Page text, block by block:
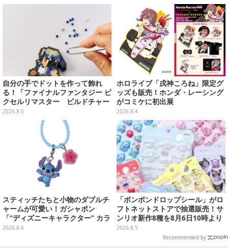
自分の手でドットを作って飾れ
る！「ファイナルファンタジー ピ
クセルリマスター ビルドチャー
ムコレクション Vol.3」が予約
2026.8.5
ホロライブ「戌神ころね」限定グ
ッズも販売！ホンダ・レーシング
がコミケに初出展
2026.8.4
スティッチたちと小物のダブルチ
ャームが可愛い！ガシャポン
「“ディズニーキャラクター” カラ
フルマルチチャーム」が発売
2026.8.6
「ボンボンドロップシール」がロ
フトネットストアで抽選販売！サ
ンリオ新作8種を8月6日10時より
受付開始
2026.8.5
Recommended by